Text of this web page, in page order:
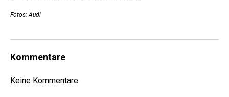
Fotos: Audi
Kommentare
Keine Kommentare